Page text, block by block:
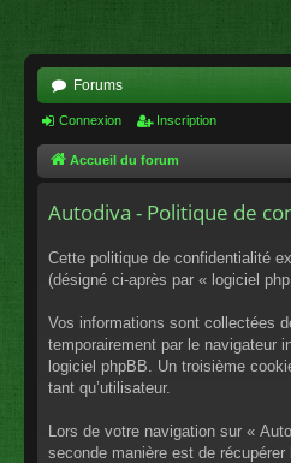
Forums
Connexion Inscription
Accueil du forum
Autodiva - Politique de
Cette politique de confidentialité
(désigné ci-après par « logiciel
Vos informations sont collectées
temporairement par le navigateur
logiciel phpBB. Un troisième
tant qu’utilisateur.
Lors de votre navigation sur «
seconde manière est de